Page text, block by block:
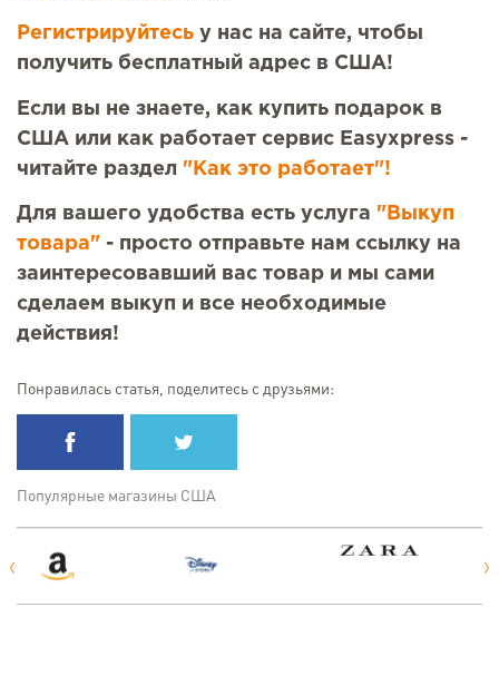
Регистрируйтесь у нас на сайте, чтобы
получить бесплатный адрес в США!
Если вы не знаете, как купить подарок в
США или как работает сервис Easyxpress -
читайте раздел "Как это работает"!
Для вашего удобства есть услуга "Выкуп
товара" - просто отправьте нам ссылку на
заинтересовавший вас товар и мы сами
сделаем выкуп и все необходимые
действия!
Понравилась статья, поделитесь с друзьями:
Популярные магазины США